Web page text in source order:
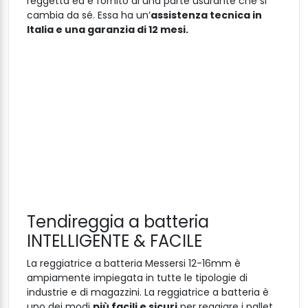
cambia da sé. Essa ha un’assistenza tecnica in
Italia e una garanzia di 12 mesi.
Tendireggia a batteria
INTELLIGENTE & FACILE
La reggiatrice a batteria Messersi 12-16mm è
ampiamente impiegata in tutte le tipologie di
industrie e di magazzini. La reggiatrice a batteria è